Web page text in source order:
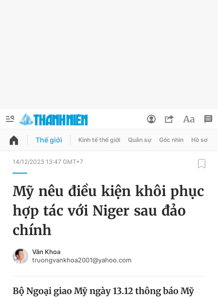
QUẢNG CÁO
Chuyên mục
Chuyên mục khác
Chào ngày mới
Đổi mật khẩu
Tin đã lưu
Đăng xuất
Thế giới Kinh tế thế giới Quân sự Góc nhìn Hồ sơ
14/12/2023 13:47 GMT+7
Mỹ nêu điều kiện khôi phục
hợp tác với Niger sau đảo
chính
Văn Khoa
truongvankhoa2001@yahoo.com
Bộ Ngoại giao Mỹ ngày 13.12 thông báo Mỹ